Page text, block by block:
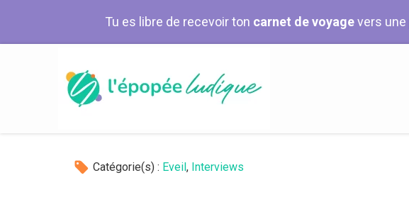
Tu es libre de recevoir ton carnet de voyagevers une
Catégorie(s) : Eveil, Interviews